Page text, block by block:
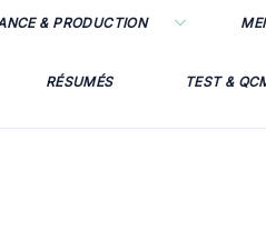
& PRODUCTION
RÉSUMÉS TEST &